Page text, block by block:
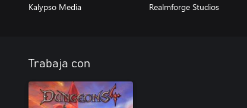
Kalypso Media Realmforge Studios
Trabaja con